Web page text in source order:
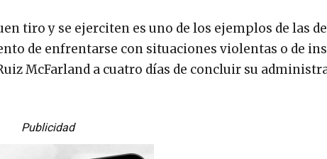
tiro y se ejerciten es uno de los ejemplos de las
de enfrentarse con situaciones violentas o de
McFarland a cuatro días de concluir su
Publicidad